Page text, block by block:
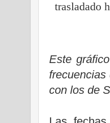
trasladado
Este
con los de